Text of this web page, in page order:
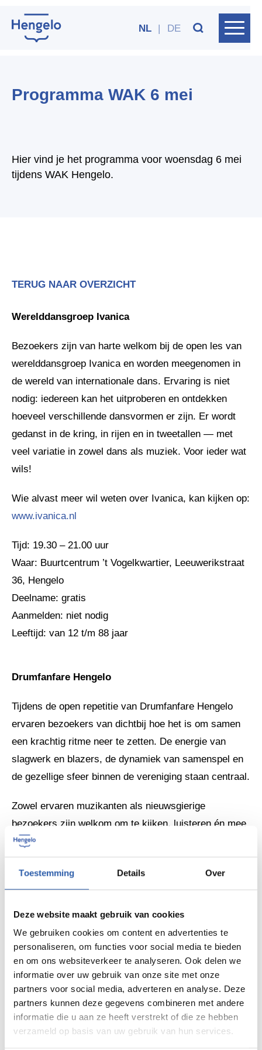
Toestemming Details Over
Deze website maakt gebruik van cookies
We gebruiken cookies om content en advertenties te
personaliseren, om functies voor social media te bieden
en om ons websiteverkeer te analyseren. Ook delen we
informatie over uw gebruik van onze site met onze
partners voor social media, adverteren en analyse. Deze
partners kunnen deze gegevens combineren met andere
informatie die u aan ze heeft verstrekt of die ze hebben
verzameld op basis van uw gebruik van hun services.
NL | DE
Programma WAK 6 mei
Hier vind je het programma voor woensdag 6 mei
tijdens WAK Hengelo.
TERUG NAAR OVERZICHT
Werelddansgroep Ivanica
Bezoekers zijn van harte welkom bij de open les van
werelddansgroep Ivanica en worden meegenomen in
de wereld van internationale dans. Ervaring is niet
nodig: iedereen kan het uitproberen en ontdekken
hoeveel verschillende dansvormen er zijn. Er wordt
gedanst in de kring, in rijen en in tweetallen — met
veel variatie in zowel dans als muziek. Voor ieder wat
wils!
Wie alvast meer wil weten over Ivanica, kan kijken op:
www.ivanica.nl
Tijd: 19.30 – 21.00 uur
Waar: Buurtcentrum ’t Vogelkwartier, Leeuwerikstraat
36, Hengelo
Deelname: gratis
Aanmelden: niet nodig
Leeftijd: van 12 t/m 88 jaar
Drumfanfare Hengelo
Tijdens de open repetitie van Drumfanfare Hengelo
ervaren bezoekers van dichtbij hoe het is om samen
een krachtig ritme neer te zetten. De energie van
slagwerk en blazers, de dynamiek van samenspel en
de gezellige sfeer binnen de vereniging staan centraal.
Zowel ervaren muzikanten als nieuwsgierige
bezoekers zijn welkom om te kijken, luisteren én mee
te doen. Zo wordt ontdekt hoe muziek verbindt,
motiveert en vooral leuk is om samen te maken.
Wie meer wil weten over Drumfanfare Hengelo kan
Tijd: 19.00 – 22.00 uur
Waar: Buurt- en Speeltuinvereniging De Jeugd,
Anthoniusstraat 52, 7553 WE Hengelo
Deelname: gratis
Aanmelden: niet nodig
Leeftijd: van 10 t/m 88 jaar